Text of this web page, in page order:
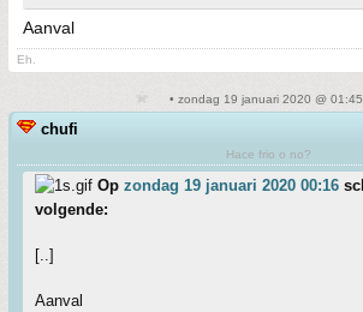
Aanval
Eh.
• zondag 19 januari 2020 @ 01:45
chufi
Hace frio o no?
Op zondag 19 januari 2020 00:16
volgende:
[..]
Aanval